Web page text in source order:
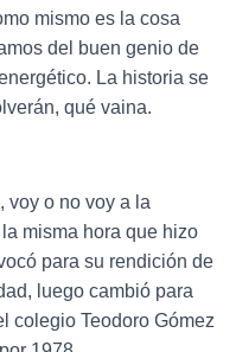
mismo es la cosa
del buen genio de
La historia se
qué vaina.
voy o no voy a la
misma hora que hizo
para su rendición de
luego cambió para
colegio Teodoro Gómez